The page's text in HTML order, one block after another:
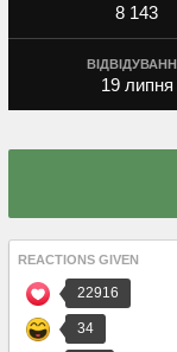
8 143
19 липня
REACTIONS GIVEN
22916
34